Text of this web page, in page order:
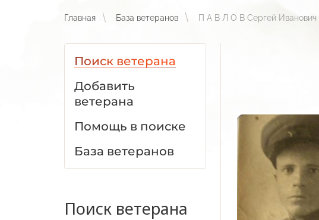
Главная База ветеранов П А В Л О В Сергей Иванович
Поиск ветерана
Добавить
ветерана
Помощь в поиске
База ветеранов
Поиск ветерана